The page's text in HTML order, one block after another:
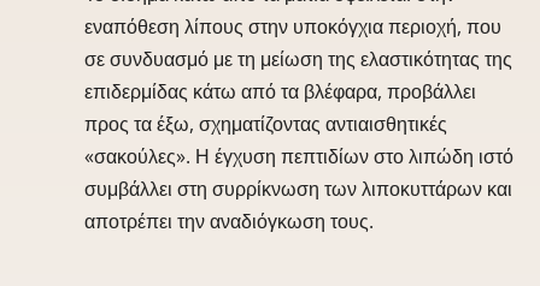
εναπόθεση λίπους στην υποκόγχια περιοχή, που
σε συνδυασμό με τη μείωση της ελαστικότητας της
επιδερμίδας κάτω από τα βλέφαρα, προβάλλει
προς τα έξω, σχηματίζοντας αντιαισθητικές
«σακούλες». Η έγχυση πεπτιδίων στο λιπώδη ιστό
συμβάλλει στη συρρίκνωση των λιποκυττάρων και
αποτρέπει την αναδιόγκωση τους.